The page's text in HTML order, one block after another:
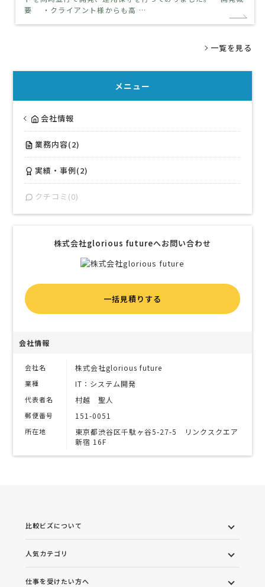
要 ・クライアント様からも高 …
一覧を見る
メニュー
会社情報
業務内容(2)
実績・事例(2)
クチコミ(0)
株式会社glorious futureへお問い合わせ
一括見積りする
会社情報
会社名 株式会社glorious future
業種 IT：システム開発
代表者名 村越 聖人
郵便番号 151-0051
所在地
東京都渋谷区千駄ヶ谷5-27-5 リンクスクエア
新宿 16F
比較ビズについて
人気カテゴリ
仕事を受けたい方へ